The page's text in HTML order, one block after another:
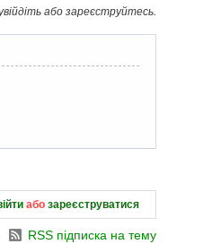
або зареєструйтесь.
або зареєструватися
RSS підписка на тему